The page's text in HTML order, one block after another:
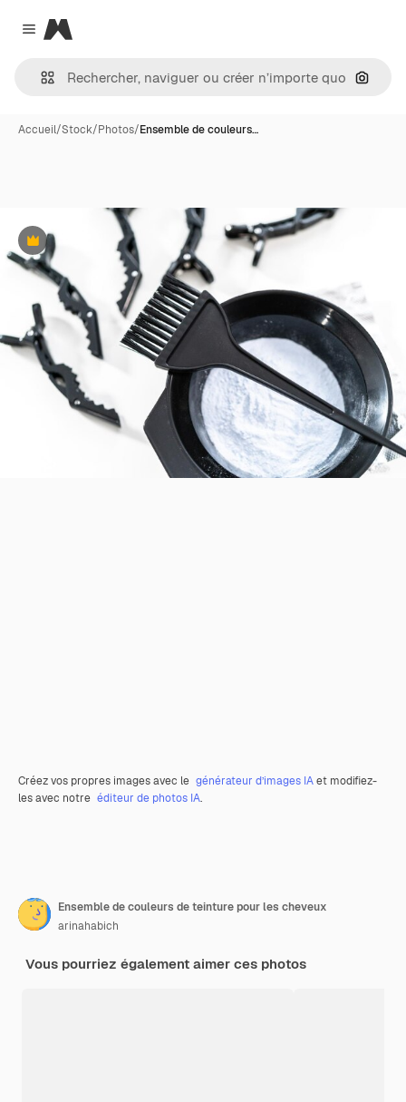
Close menu
Magnific
Accueil/Stock/Photos/Ensemble de couleurs…
Premium
Créez vos propres images avec le générateur d’images IAet modifiez-
les avec notre éditeur de photos IA.
Ensemble de couleurs de teinture pour les cheveux
arinahabich
Vous pourriez également aimer ces photos